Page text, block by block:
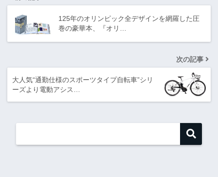
125年のオリンピック全デザインを網羅した圧
巻の豪華本、『オリ…
次の記事
大人気“通勤仕様のスポーツタイプ自転車”シリ
ーズより電動アシス…